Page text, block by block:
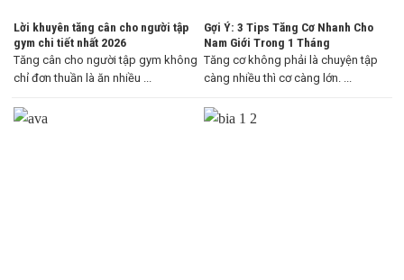
Lời khuyên tăng cân cho người tập
gym chi tiết nhất 2026
Tăng cân cho người tập gym không
chỉ đơn thuần là ăn nhiều ...
Gợi Ý: 3 Tips Tăng Cơ Nhanh Cho
Nam Giới Trong 1 Tháng
Tăng cơ không phải là chuyện tập
càng nhiều thì cơ càng lớn. ...